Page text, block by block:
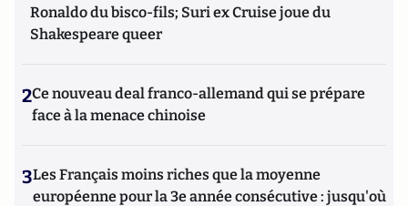
Ronaldo du bisco-fils; Suri ex Cruise joue du
Shakespeare queer
2Ce nouveau deal franco-allemand qui se prépare
face à la menace chinoise
3Les Français moins riches que la moyenne
européenne pour la 3e année consécutive : jusqu'où